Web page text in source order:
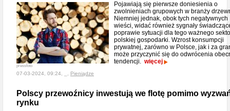
pressfoto
Pojawiają się pierwsze doniesienia o
zwolnieniach grupowych w branży
Niemniej jednak, obok tych negatywnych
wieści, widać również sygnały
poprawie sytuacji dla tego ważnego
polskiej gospodarki. Wzrost konsumpcji
prywatnej, zarówno w Polsce, jak i za
może przyczynić się do odwrócenia
tendencji. więcej
07-03-2024, 09:24, _, Pieniądze
Polscy przewoźnicy inwestują we flotę pomimo
rynku